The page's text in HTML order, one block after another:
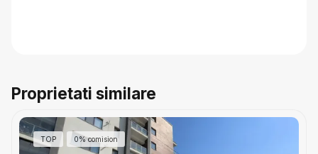
Proprietati similare
TOP 0% comision